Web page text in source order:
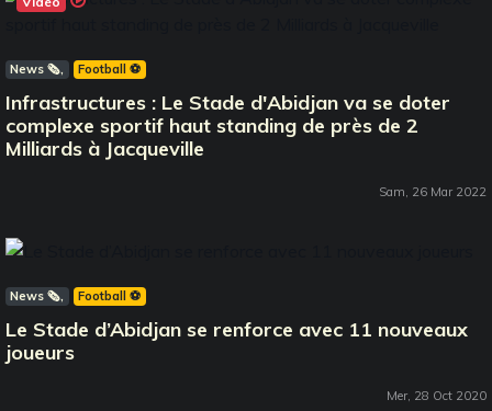
News 🗞️ Football ⚽️
Infrastructures : Le Stade d'Abidjan va se doter
complexe sportif haut standing de près de 2
Milliards à Jacqueville
Sam, 26 Mar 2022
News 🗞️ Football ⚽️
Le Stade d’Abidjan se renforce avec 11 nouveaux
joueurs
Mer, 28 Oct 2020